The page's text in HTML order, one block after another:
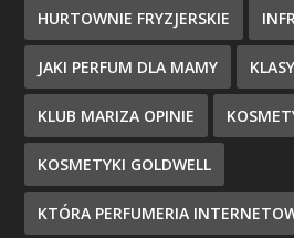
HURTOWNIE FRYZJERSKIE
JAKI PERFUM DLA MAMY
KLUB MARIZA OPINIE
KOSMETYKI GOLDWELL
KTÓRA PERFUMERIA